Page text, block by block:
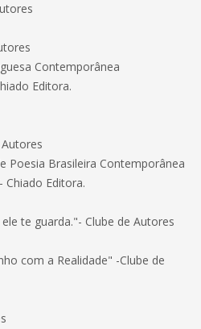
Contemporânea
Editora.
Poesia Brasileira Contemporânea
Chiado Editora.
te guarda."- Clube de Autores
com a Realidade" -Clube de